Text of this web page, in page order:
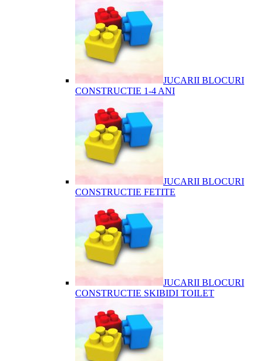
JUCARII BLOCURI
CONSTRUCTIE 1-4 ANI
JUCARII BLOCURI
CONSTRUCTIE FETITE
JUCARII BLOCURI
CONSTRUCTIE SKIBIDI TOILET